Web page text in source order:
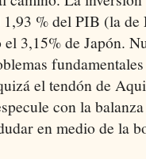
% del PIB (la
3,15% de Japón.
el tendón de
con la
en medio de la